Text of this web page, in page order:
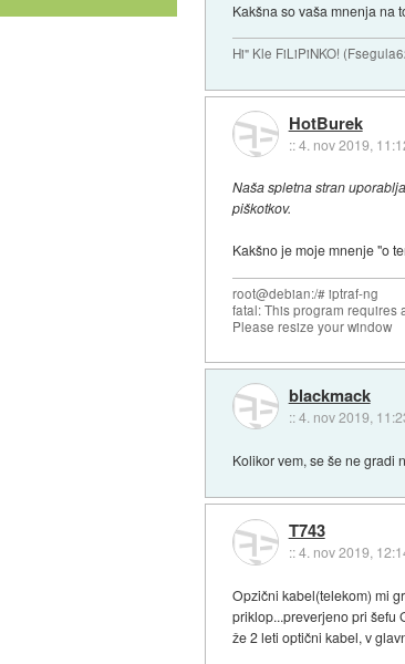
Kakšna so vaša mnenja na
Hi" Kle FiLiPiNKO!
HotBurek
::4. nov 2019,
Naša spletna stran
piškotkov.
Kakšno je moje mnenje "o
root@debian:/# iptraf-ng
fatal: This program requires
Please resize your window
blackmack
::4. nov 2019,
Kolikor vem, se še ne gradi
T743
::4. nov 2019,
Opzični kabel(telekom) mi
priklop...preverjeno pri šefu
že 2 leti optični kabel, v